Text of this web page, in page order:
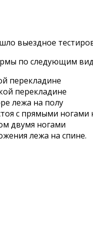
выездное
по следующим
перекладине
перекладине
лежа на полу
с прямыми ногами
двумя ногами
лежа на спине.